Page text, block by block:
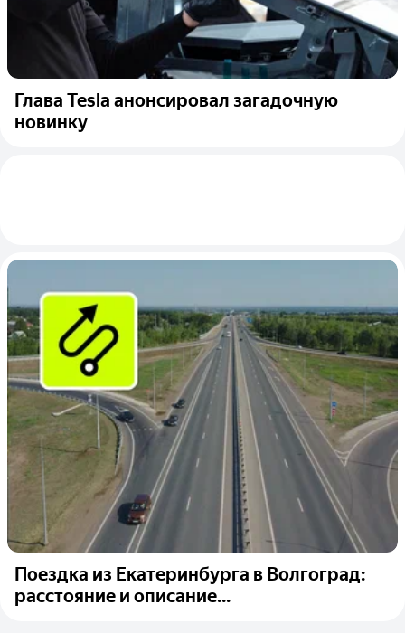
Глава Tesla анонсировал загадочную
новинку
Поездка из Екатеринбурга в Волгоград:
расстояние и описание...